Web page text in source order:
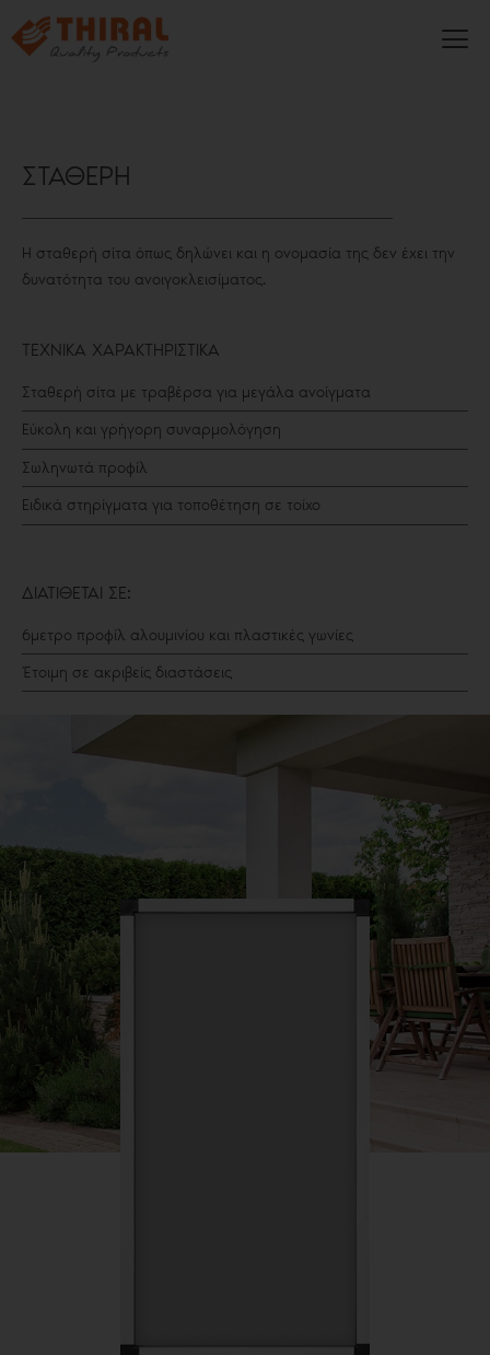
ΣΤΑΘΕΡΗ
Η σταθερή σίτα όπως δηλώνει και η ονομασία της δεν έχει την
δυνατότητα του ανοιγοκλεισίματος.
ΤΕΧΝΙΚΑ ΧΑΡΑΚΤΗΡΙΣΤΙΚΑ
Σταθερή σίτα με τραβέρσα για μεγάλα ανοίγματα
Εύκολη και γρήγορη συναρμολόγηση
Σωληνωτά προφίλ
Ειδικά στηρίγματα για τοποθέτηση σε τοίχο
ΔΙΑΤΙΘΕΤΑΙ ΣΕ:
6μετρο προφίλ αλουμινίου και πλαστικές γωνίες
Έτοιμη σε ακριβείς διαστάσεις